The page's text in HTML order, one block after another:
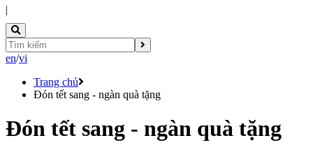
|
en/vi
Trang chủ
Đón tết sang - ngàn quà tặng
Đón tết sang - ngàn quà tặng